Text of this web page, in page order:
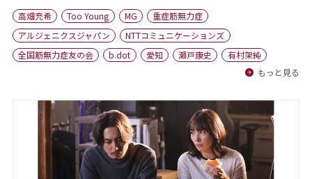
出版物
会社概要
高畑充希 Too Young MG
重症筋無力症
アルジェニクスジャパン
NTTコミュニケーションズ
全国筋無力症友の会
b.dot 愛知 瀬戸康史
有村架純
もっと見る